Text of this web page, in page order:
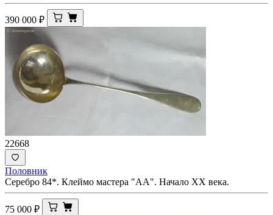
390 000 ₽
22668
Половник
Серебро 84*. Клеймо мастера "АА". Начало ХХ века.
75 000 ₽